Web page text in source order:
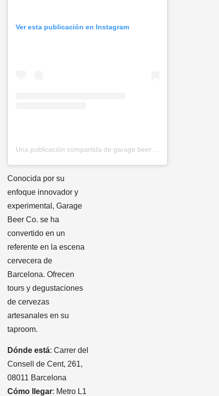
Ver esta publicación en Instagram
Conocida por su
enfoque innovador y
experimental, Garage
Beer Co. se ha
convertido en un
referente en la escena
cervecera de
Barcelona. Ofrecen
tours y degustaciones
de cervezas
artesanales en su
taproom.
Dónde está: Carrer del
Consell de Cent, 261,
08011 Barcelona
Cómo llegar: Metro L1